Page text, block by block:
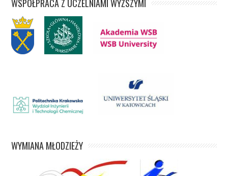
WSPÓŁPRACA Z UCZELNIAMI WYŻSZYMI
WYMIANA MŁODZIEŻY